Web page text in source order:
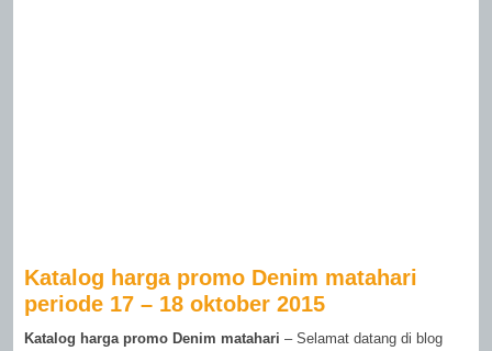
Katalog harga promo Denim matahari
periode 17 – 18 oktober 2015
Katalog harga promo Denim matahari – Selamat datang di blog